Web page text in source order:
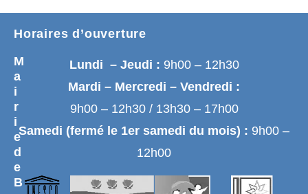
M
a
i
r
i
e
d
e
B
Horaires d’ouverture
Lundi – Jeudi : 9h00 – 12h30
Mardi – Mercredi – Vendredi :
9h00 – 12h30 / 13h30 – 17h00
Samedi (fermé le 1er samedi du mois) : 9h00 –
12h00